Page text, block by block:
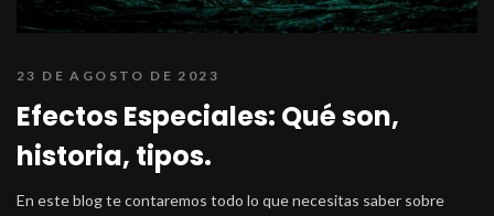
23 DE AGOSTO DE 2023
Efectos Especiales: Qué son,
historia, tipos.
En este blog te contaremos todo lo que necesitas saber sobre